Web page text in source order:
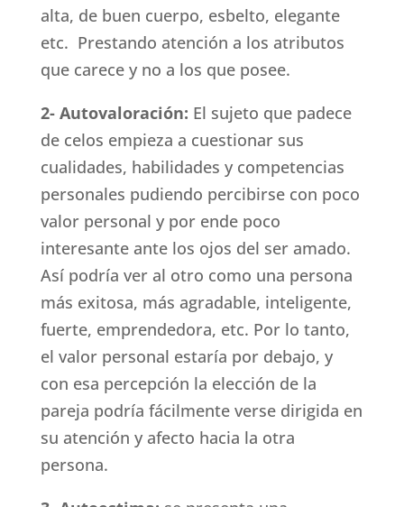
alta, de buen cuerpo, esbelto, elegante
etc. Prestando atención a los atributos
que carece y no a los que posee.
2- Autovaloración: El sujeto que padece
de celos empieza a cuestionar sus
cualidades, habilidades y competencias
personales pudiendo percibirse con poco
valor personal y por ende poco
interesante ante los ojos del ser amado.
Así podría ver al otro como una persona
más exitosa, más agradable, inteligente,
fuerte, emprendedora, etc. Por lo tanto,
el valor personal estaría por debajo, y
con esa percepción la elección de la
pareja podría fácilmente verse dirigida en
su atención y afecto hacia la otra
persona.